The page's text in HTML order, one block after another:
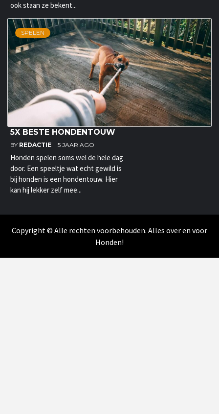
ook staan ze bekent...
SPELEN
5X BESTE HONDENTOUW
BY REDACTIE 5 JAAR AGO
Honden spelen soms wel de hele dag
door. Een speeltje wat echt gewild is
bij honden is een hondentouw. Hier
kan hij lekker zelf mee...
Copyright © Alle rechten voorbehouden. Alles over en voor
Honden!